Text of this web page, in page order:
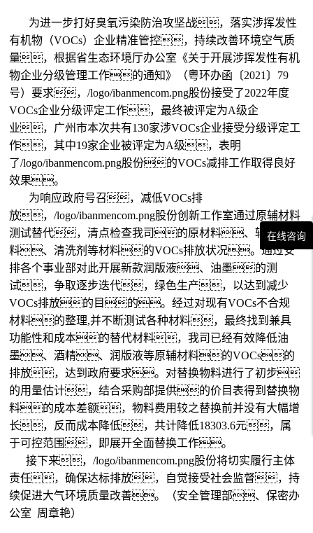
在线咨询
为进一步打好臭氧污染防治攻坚战，落实涉挥发性
有机物（VOCs）企业精准管控，持续改善环境空气质
量，根据省生态环境厅办公室《关于开展涉挥发性有机
物企业分级管理工作的通知》（粤环办函〔2021〕79
号）要求，/logo/ibanmencom.png股份接受了2022年度
VOCs企业分级评定工作，最终被评定为A级企
业，广州市本次共有130家涉VOCs企业接受分级评定工
作，其中19家企业被评定为A级，表明
了/logo/ibanmencom.png股份的VOCs减排工作取得良好
效果。
为响应政府号召，减低VOCs排
放，/logo/ibanmencom.png股份创新工作室通过原辅材料
测试替代，清点检查我司的原材料、辅
料、清洗剂等材料的VOCs排放状况。通过安
排各个事业部对此开展新款润版液、油墨的测
试，争取逐步迭代，绿色生产，以达到减少
VOCs排放的目的。经过对现有VOCs不合规
材料的整理,并不断测试各种材料，最终找到兼具
功能性和成本的替代材料，我司已经有效降低油
墨、酒精、润版液等原辅材料的VOCs的
排放，达到政府要求。对替换物料进行了初步
的用量估计，结合采购部提供的价目表得到替换物
料的成本差额，物料费用较之替换前并没有大幅增
长，反而成本降低，共计降低18303.6元，属
于可控范围，即展开全面替换工作。
接下来，/logo/ibanmencom.png股份将切实履行主体
责任，确保达标排放，自觉接受社会监督，持
续促进大气环境质量改善。（安全管理部、保密办
公室 周章艳）